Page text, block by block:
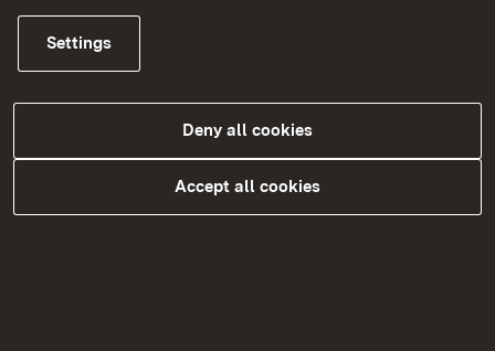
Interesse dafür und entdecken gemeinsam
Wissenswertes und Erstaunliches über Tiere,
Pflanzen und deren Vernetzung in den
Lebensräumen.
Wir wollen aufzeigen, wie vielfältig und
faszinierend die Natur vor Ort ist und
herausfinden, was wir selbst zu ihrem Schutz
Settings
Deny all cookies
Accept all cookies